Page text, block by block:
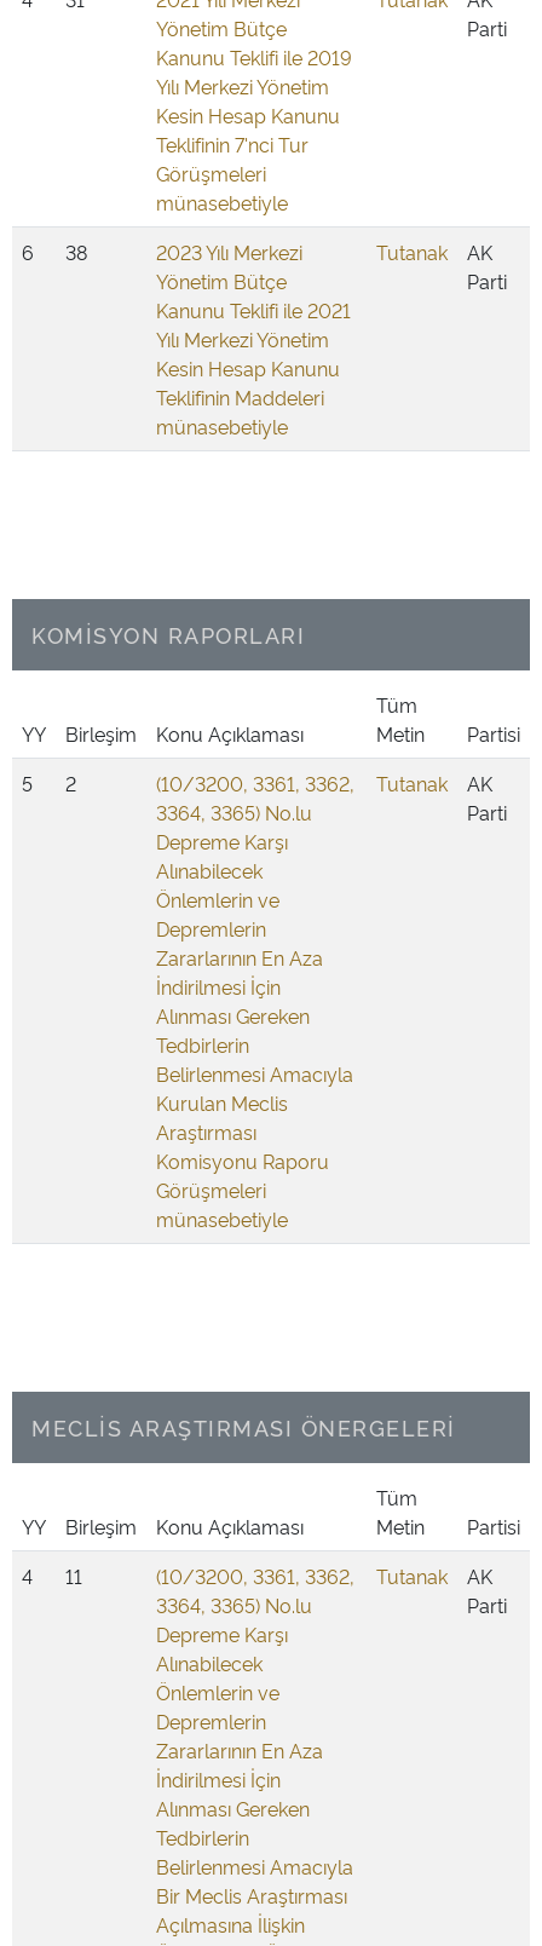
Yönetim Bütçe
Kanunu Teklifi ile 2019
Yılı Merkezi Yönetim
Kesin Hesap Kanunu
Teklifinin 7'nci Tur
Görüşmeleri
münasebetiyle
Parti
6 38
2023 Yılı Merkezi
Yönetim Bütçe
Kanunu Teklifi ile 2021
Yılı Merkezi Yönetim
Kesin Hesap Kanunu
Teklifinin Maddeleri
münasebetiyle
Tutanak
AK
Parti
KOMİSYON RAPORLARI
YY Birleşim Konu Açıklaması
Tüm
Metin
Partisi
5
2
(10/3200, 3361, 3362,
3364, 3365) No.lu
Depreme Karşı
Alınabilecek
Önlemlerin ve
Depremlerin
Zararlarının En Aza
İndirilmesi İçin
Alınması Gereken
Tedbirlerin
Belirlenmesi Amacıyla
Kurulan Meclis
Araştırması
Komisyonu Raporu
Görüşmeleri
münasebetiyle
Tutanak
AK
Parti
MECLİS ARAŞTIRMASI ÖNERGELERİ
YY Birleşim Konu Açıklaması
Tüm
Metin
Partisi
4
11
(10/3200, 3361, 3362,
3364, 3365) No.lu
Depreme Karşı
Alınabilecek
Önlemlerin ve
Depremlerin
Zararlarının En Aza
İndirilmesi İçin
Alınması Gereken
Tedbirlerin
Belirlenmesi Amacıyla
Bir Meclis Araştırması
Açılmasına İlişkin
Tutanak
AK
Parti